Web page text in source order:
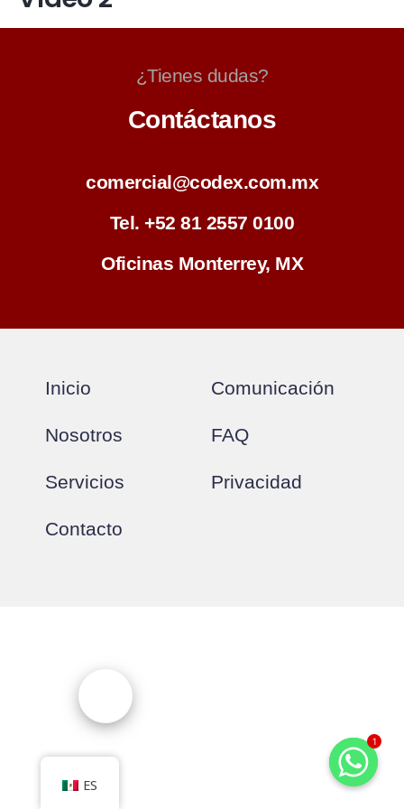
Inicio
Nosotros
Servicios
Contacto
Comunicación
FAQ
Privacidad
¿Tienes dudas?
Contáctanos
comercial@codex.com.mx
Tel. +52 81 2557 0100
Oficinas Monterrey, MX
ES
1